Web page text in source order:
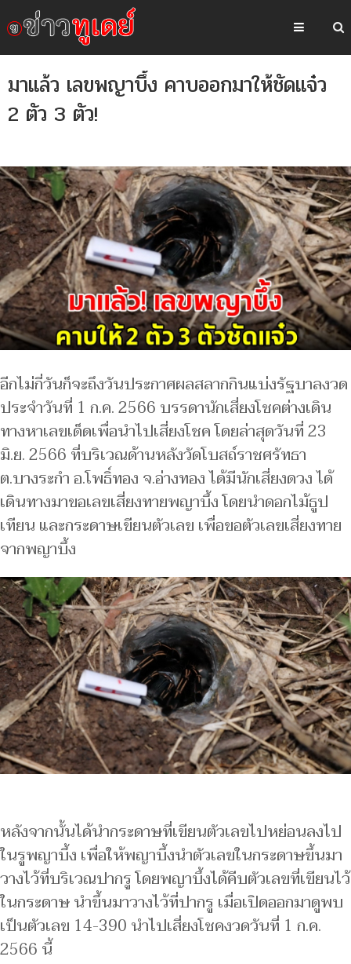
มาแล้ว เลขพญาบึ้ง คาบออกมาให้ชัดแจ๋ว
2 ตัว 3 ตัว!
อีกไม่กี่วันก็จะถึงวันประกาศผลสลากกินแบ่งรัฐบาลงวด
ประจำวันที่ 1 ก.ค. 2566 บรรดานักเสี่ยงโชคต่างเดิน
ทางหาเลขเด็ดเพื่อนำไปเสี่ยงโชค โดยล่าสุดวันที่ 23
มิ.ย. 2566 ที่บริเวณด้านหลังวัดโบสถ์ราชศรัทธา
ต.บางระกำ อ.โพธิ์ทอง จ.อ่างทอง ได้มีนักเสี่ยงดวง ได้
เดินทางมาขอเลขเสี่ยงทายพญาบึ้ง โดยนำดอกไม้ธูป
เทียน และกระดาษเขียนตัวเลข เพื่อขอตัวเลขเสี่ยงทาย
จากพญาบึ้ง
หลังจากนั้นได้นำกระดาษที่เขียนตัวเลขไปหย่อนลงไป
ในรูพญาบึ้ง เพื่อให้พญาบึ้งนำตัวเลขในกระดาษขึ้นมา
วางไว้ที่บริเวณปากรู โดยพญาบึ้งได้คีบตัวเลขที่เขียนไว้
ในกระดาษ นำขึ้นมาวางไว้ที่ปากรู เมื่อเปิดออกมาดูพบ
เป็นตัวเลข 14-390 นำไปเสี่ยงโชคงวดวันที่ 1 ก.ค.
2566 นี้